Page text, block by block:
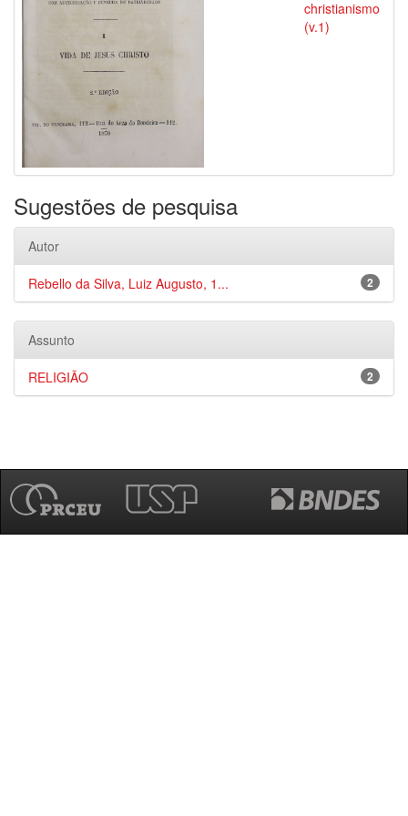
christianismo
(v.1)
Sugestões de pesquisa
Autor
2
Rebello da Silva, Luiz Augusto, 1...
Assunto
2
RELIGIÃO